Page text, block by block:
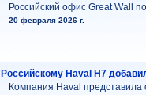
Российский офис Great Wall
20 февраля 2026 г.
Российскому Haval H7
Компания Haval представила